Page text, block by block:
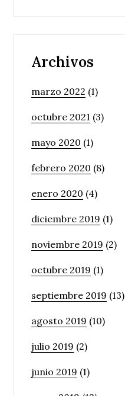
Archivos
marzo 2022 (1)
octubre 2021 (3)
mayo 2020 (1)
febrero 2020 (8)
enero 2020 (4)
diciembre 2019 (1)
noviembre 2019 (2)
octubre 2019 (1)
septiembre 2019 (13)
agosto 2019 (10)
julio 2019 (2)
junio 2019 (1)